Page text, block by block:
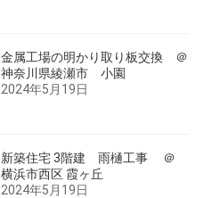
金属工場の明かり取り板交換 ＠
神奈川県綾瀬市 小園
2024年5月19日
新築住宅 3階建 雨樋工事 ＠
横浜市西区 霞ヶ丘
2024年5月19日